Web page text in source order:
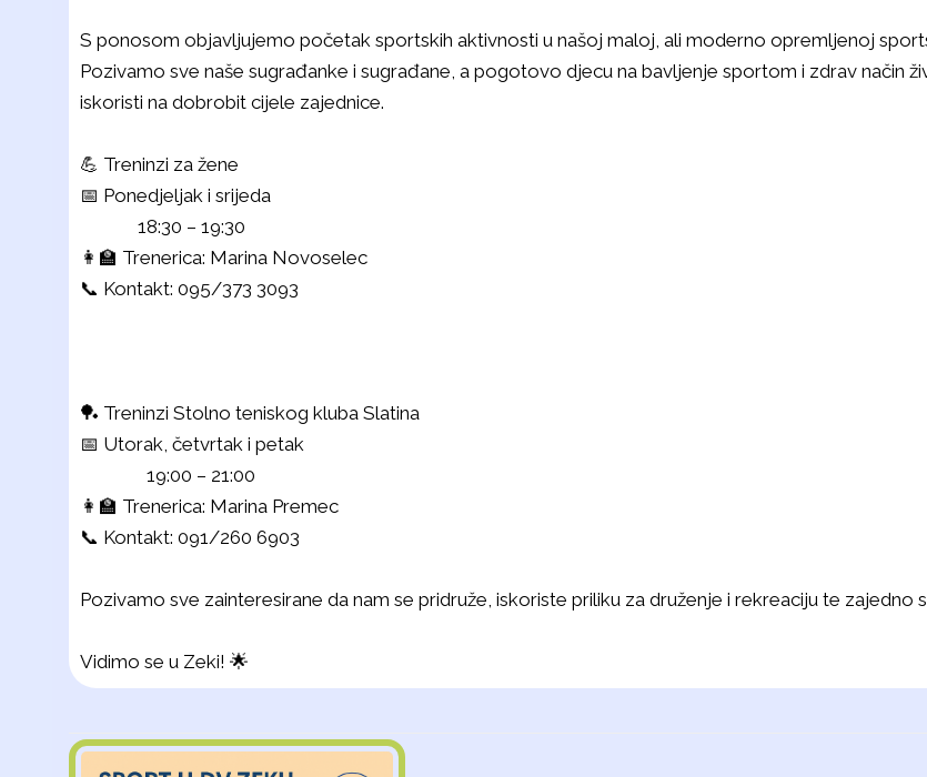
S ponosom objavljujemo početak sportskih aktivnosti u našoj maloj, ali moderno opremljenoj
Pozivamo sve naše sugrađanke i sugrađane, a pogotovo djecu na bavljenje sportom i zdrav način
iskoristi na dobrobit cijele zajednice.
💪 Treninzi za žene
📅 Ponedjeljak i srijeda
18:30 – 19:30
👩‍🏫 Trenerica: Marina Novoselec
📞 Kontakt: 095/373 3093
🏓 Treninzi Stolno teniskog kluba Slatina
📅 Utorak, četvrtak i petak
19:00 – 21:00
👩‍🏫 Trenerica: Marina Premec
📞 Kontakt: 091/260 6903
Pozivamo sve zainteresirane da nam se pridruže, iskoriste priliku za druženje i rekreaciju te zajedno
Vidimo se u Zeki! 🌟